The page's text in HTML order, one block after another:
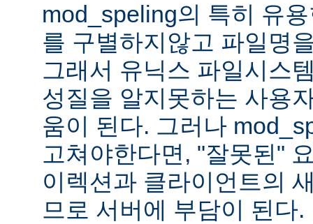
mod_speling의 특히 유
를 구별하지않고 파일명
그래서 유닉스 파일시스
성질을 알지못하는 사용
움이 된다. 그러나
고쳐야한다면, "잘못된"
이렉션과 클라이언트의
므로 서버에 부담이 된다.